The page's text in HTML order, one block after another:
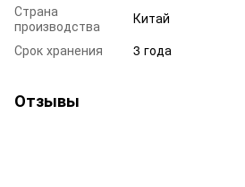
Страна
производства
Китай
Срок хранения
3 года
Отзывы